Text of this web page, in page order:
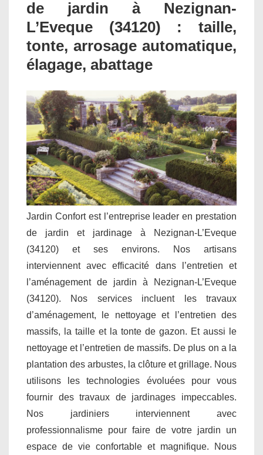
de jardin à Nezignan-
L’Eveque (34120) : taille,
tonte, arrosage automatique,
élagage, abattage
Jardin Confort est l’entreprise leader en prestation
de jardin et jardinage à Nezignan-L’Eveque
(34120) et ses environs. Nos artisans
interviennent avec efficacité dans l’entretien et
l’aménagement de jardin à Nezignan-L’Eveque
(34120). Nos services incluent les travaux
d’aménagement, le nettoyage et l’entretien des
massifs, la taille et la tonte de gazon. Et aussi le
nettoyage et l’entretien de massifs. De plus on a la
plantation des arbustes, la clôture et grillage. Nous
utilisons les technologies évoluées pour vous
fournir des travaux de jardinages impeccables.
Nos jardiniers interviennent avec
professionnalisme pour faire de votre jardin un
espace de vie confortable et magnifique. Nous